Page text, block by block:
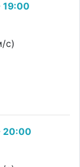
19:00
с)
20:00